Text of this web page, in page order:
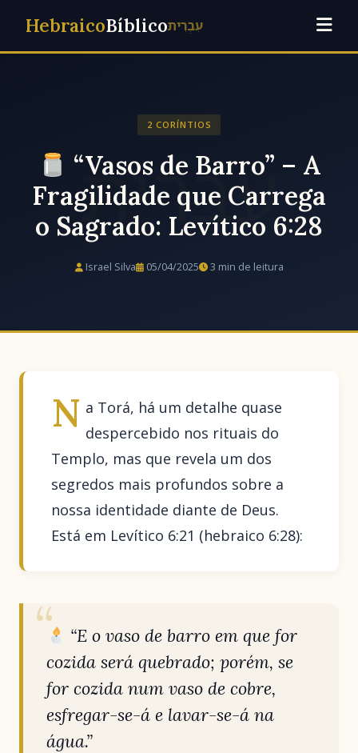
HebraicoBíblicoעִבְרִית
2 CORÍNTIOS
“Vasos de Barro” – A
Fragilidade que Carrega
o Sagrado: Levítico 6:28
Israel Silva 05/04/2025 3 min de leitura
N a Torá, há um detalhe quase
despercebido nos rituais do
Templo, mas que revela um dos
segredos mais profundos sobre a
nossa identidade diante de Deus.
Está em Levítico 6:21 (hebraico 6:28):
“E o vaso de barro em que for
cozida será quebrado; porém, se
for cozida num vaso de cobre,
esfregar-se-á e lavar-se-á na
água.”